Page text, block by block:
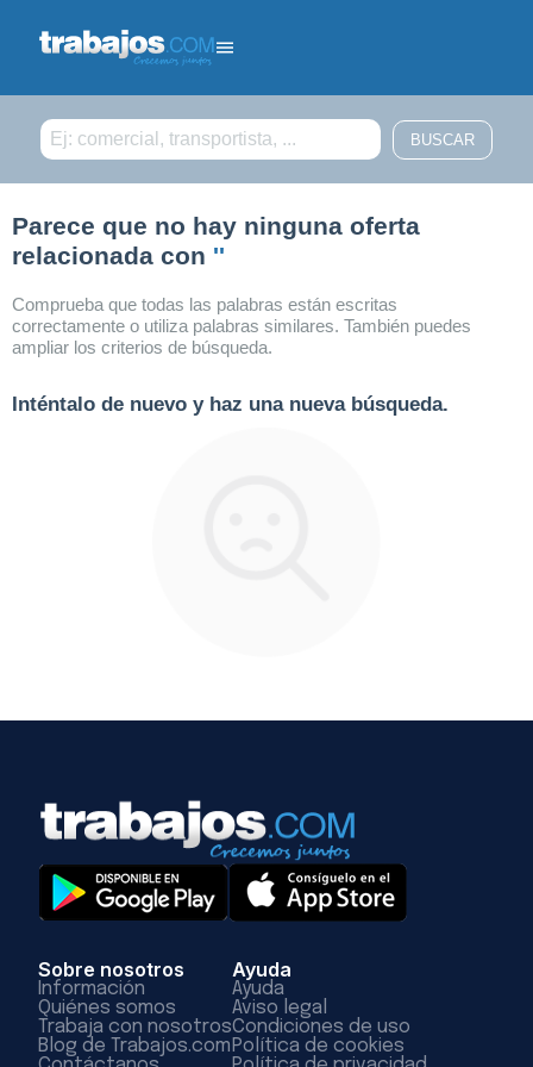
Parece que no hay ninguna oferta
relacionada con ''
Comprueba que todas las palabras están escritas
correctamente o utiliza palabras similares. También puedes
ampliar los criterios de búsqueda.
Inténtalo de nuevo y haz una nueva búsqueda.
Sobre nosotros
Información
Quiénes somos
Trabaja con nosotros
Blog de Trabajos.com
Ayuda
Ayuda
Aviso legal
Condiciones de uso
Política de cookies